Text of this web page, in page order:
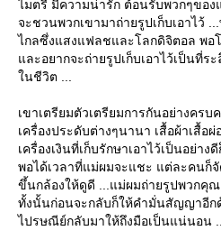
ไมตรี มีความน่ารัก ต้อนรับพวกๆของ
จะชวนพวกเขามาถ่ายรูปเก็บเอาไว้
ไกลซึ่งแสงแฟลชและโลกดิจิตอล พ
ละอยากจะถ่ายรูปเก็บเอาไว้เป็นที่ร
นชีวิต ...
เขาเตรียมตัวเตรียมการกันอย่างคร
เครื่องประดับต่างๆนานา เสื้อผ้าเสื้
เครื่องเงินที่เก็บรักษาเอาไว้เป็นอย่าง
พอได้เวลาที่แม่ผมจะแชะ แต่ละคนก็
ขึ้นกล้องให้ดูดี ...แม่ผมถ่ายรูปพวกคุ
ทั้งนั้นก่อนจะกลับก็ให้คำมั่นสัญญาอีก
ไปรษณีย์กลับมาให้ถึงมือเป็นแน่นอน ...